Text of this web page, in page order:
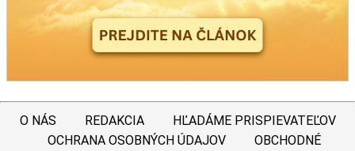
O NÁS REDAKCIA
HĽADÁME PRISPIEVATEĽOV
OCHRANA OSOBNÝCH ÚDAJOV
OBCHODNÉ